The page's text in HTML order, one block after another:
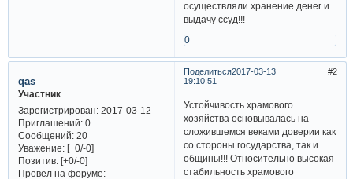
осуществляли хранение денег и
выдачу ссуд!!!
0
Поделиться 2
2017-03-13
19:10:51
qas
Участник
Зарегистрирован: 2017-03-12
Приглашений:0
Сообщений:20
Уважение: [+0/-0]
Позитив: [+0/-0]
Провел на форуме:
Устойчивость храмового
хозяйства основывалась на
сложившемся веками доверии как
со стороны государства, так и
общины!!! Относительно высокая
стабильность храмового